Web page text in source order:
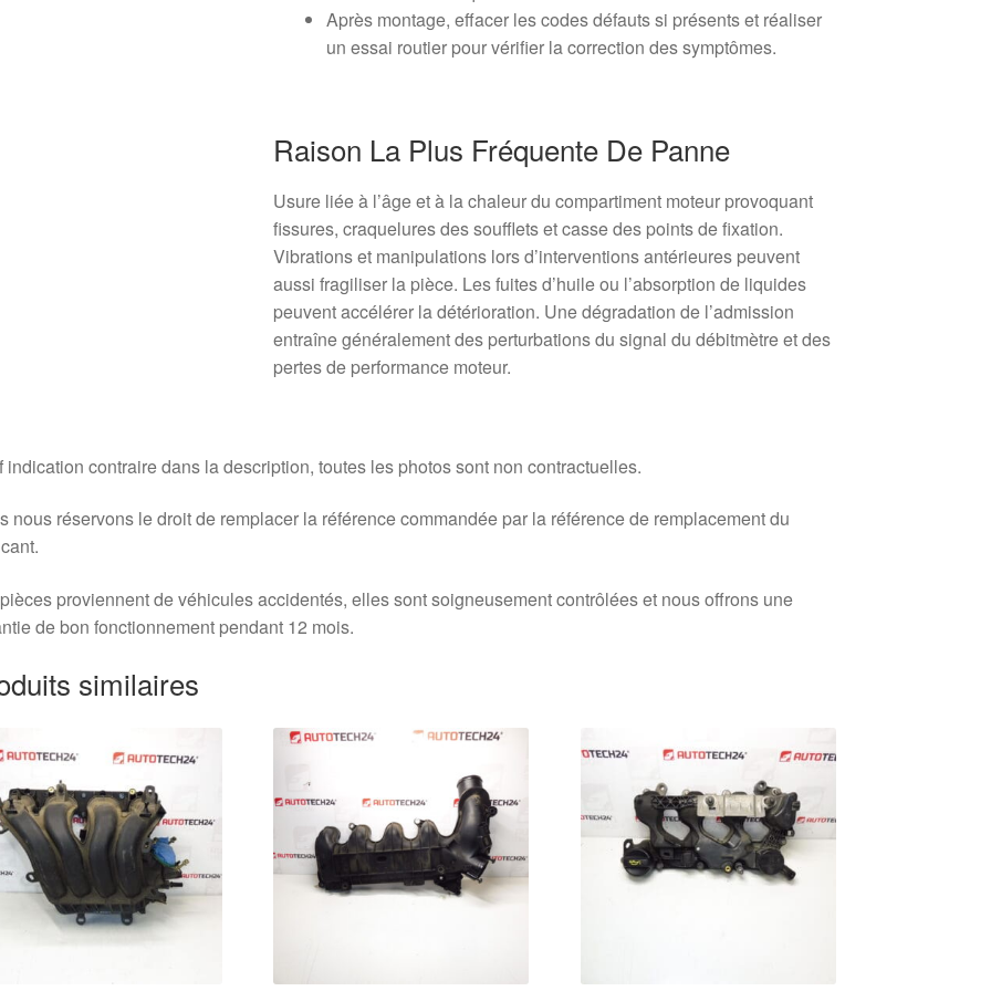
Après montage, effacer les codes défauts si présents et réaliser
un essai routier pour vérifier la correction des symptômes.
Raison La Plus Fréquente De Panne
Usure liée à l’âge et à la chaleur du compartiment moteur provoquant
fissures, craquelures des soufflets et casse des points de fixation.
Vibrations et manipulations lors d’interventions antérieures peuvent
aussi fragiliser la pièce. Les fuites d’huile ou l’absorption de liquides
peuvent accélérer la détérioration. Une dégradation de l’admission
entraîne généralement des perturbations du signal du débitmètre et des
pertes de performance moteur.
indication contraire dans la description, toutes les photos sont non contractuelles.
nous réservons le droit de remplacer la référence commandée par la référence de remplacement du
proviennent de véhicules accidentés, elles sont soigneusement contrôlées et nous offrons une
de bon fonctionnement pendant 12 mois.
similaires